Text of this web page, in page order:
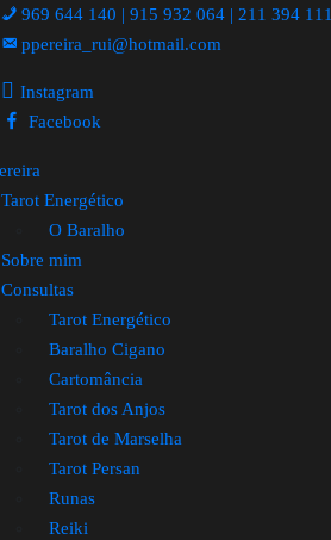
969 644 140 | 915 932 064 | 211 394 111
ppereira_rui@hotmail.com
Instagram
Facebook
Tarot Energético
O Baralho
Sobre mim
Consultas
Tarot Energético
Baralho Cigano
Cartomância
Tarot dos Anjos
Tarot de Marselha
Tarot Persan
Runas
Reiki